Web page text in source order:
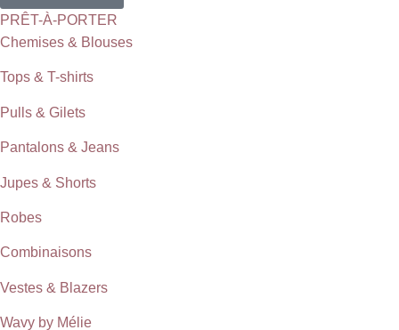
PRÊT-À-PORTER
Chemises & Blouses
Tops & T-shirts
Pulls & Gilets
Pantalons & Jeans
Jupes & Shorts
Robes
Combinaisons
Vestes & Blazers
Wavy by Mélie